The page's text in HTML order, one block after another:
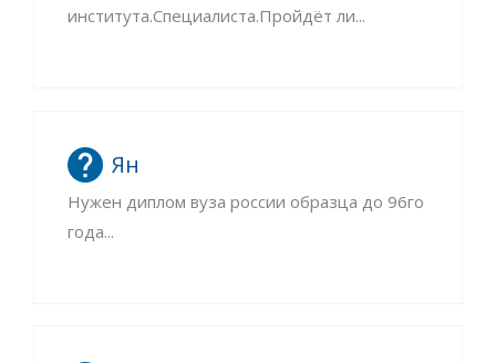
института.Специалиста.Пройдёт ли...
Ян
Нужен диплом вуза россии образца до 96го
года...